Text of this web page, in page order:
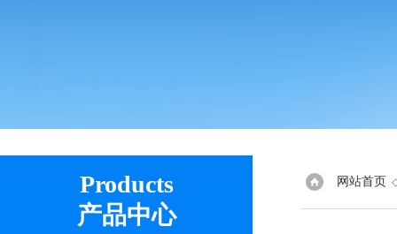
Products
产品中心
网站首页